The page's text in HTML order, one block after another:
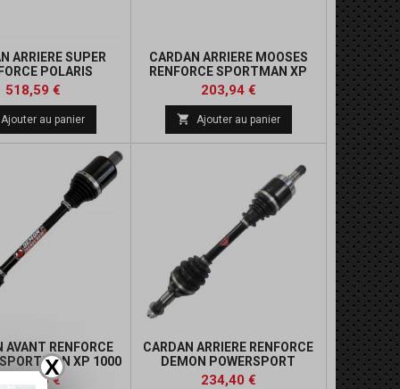
X
ARRIERE SUPER
POLARIS
XP 1000 S 55
POUCES
Prix
518,59 €
Ajouter au panier
CARDAN ARRIERE MOOSES
RENFORCE SPORTMAN XP
1000 S 55 POUCES
Prix
203,94 €
 Ajouter au panier
AVANT RENFORCE
XP 1000
55 POUCES
273,16 €
CARDAN ARRIERE RENFORCE
DEMON POWERSPORT
Prix
234,40 €Prix